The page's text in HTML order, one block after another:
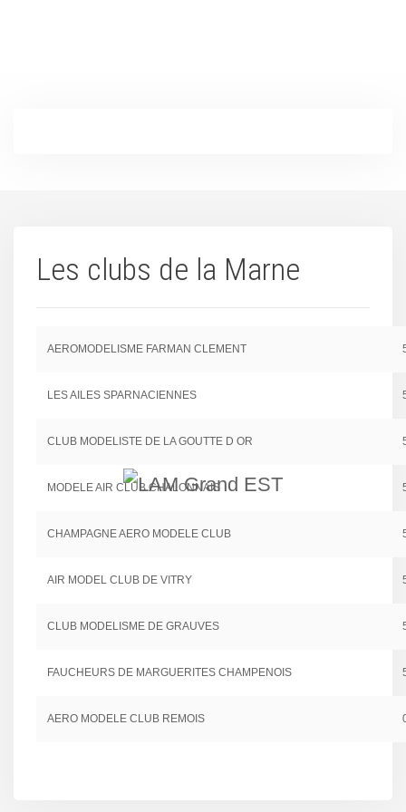
Les clubs de la Marne
AEROMODELISME FARMAN CLEMENT
LES AILES SPARNACIENNES
CLUB MODELISTE DE LA GOUTTE D OR
MODELE AIR CLUB CHALONNAIS
CHAMPAGNE AERO MODELE CLUB
AIR MODEL CLUB DE VITRY
CLUB MODELISME DE GRAUVES
FAUCHEURS DE MARGUERITES CHAMPENOIS
AERO MODELE CLUB REMOIS